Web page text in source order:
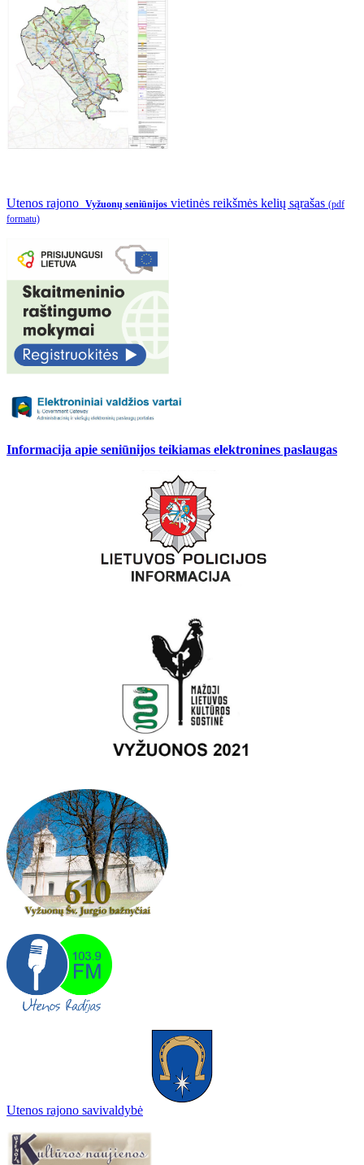
Utenos rajono Vyžuonų seniūnijos vietinės reikšmės kelių sąrašas (pdf
formatu)
Informacija apie seniūnijos teikiamas elektronines paslaugas
Utenos rajono savivaldybė